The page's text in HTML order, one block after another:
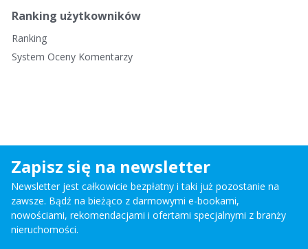
Ranking użytkowników
Ranking
System Oceny Komentarzy
Zapisz się na newsletter
Newsletter jest całkowicie bezpłatny i taki już pozostanie na
zawsze. Bądź na bieżąco z darmowymi e-bookami,
nowościami, rekomendacjami i ofertami specjalnymi z branży
nieruchomości.